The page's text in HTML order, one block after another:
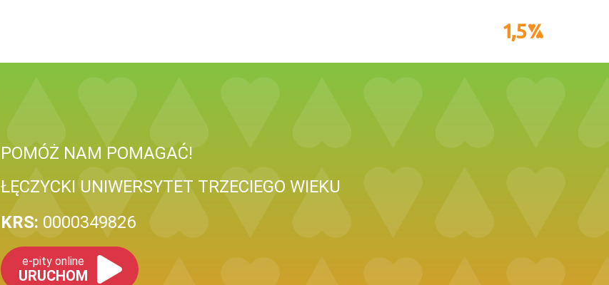
POMÓŻ NAM POMAGAĆ!
ŁĘCZYCKI UNIWERSYTET TRZECIEGO WIEKU
KRS: 0000349826
e-pity online
URUCHOM